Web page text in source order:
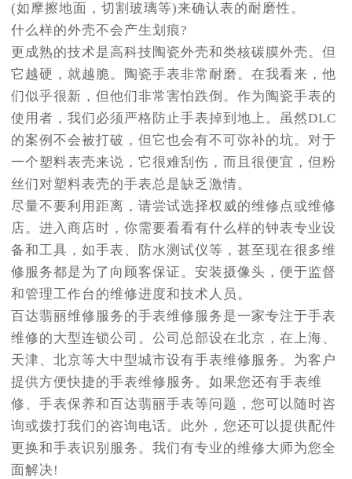
(如摩擦地面，切割玻璃等)来确认表的耐磨性。
什么样的外壳不会产生划痕?
更成熟的技术是高科技陶瓷外壳和类核碳膜外壳。但
它越硬，就越脆。陶瓷手表非常耐磨。在我看来，他
们似乎很新，但他们非常害怕跌倒。作为陶瓷手表的
使用者，我们必须严格防止手表掉到地上。虽然DLC
的案例不会被打破，但它也会有不可弥补的坑。对于
一个塑料表壳来说，它很难刮伤，而且很便宜，但粉
丝们对塑料表壳的手表总是缺乏激情。
尽量不要利用距离，请尝试选择权威的维修点或维修
店。进入商店时，你需要看看有什么样的钟表专业设
备和工具，如手表、防水测试仪等，甚至现在很多维
修服务都是为了向顾客保证。安装摄像头，便于监督
和管理工作台的维修进度和技术人员。
百达翡丽维修服务的手表维修服务是一家专注于手表
维修的大型连锁公司。公司总部设在北京，在上海、
天津、北京等大中型城市设有手表维修服务。为客户
提供方便快捷的手表维修服务。如果您还有手表维
修、手表保养和百达翡丽手表等问题，您可以随时咨
询或拨打我们的咨询电话。此外，您还可以提供配件
更换和手表识别服务。我们有专业的维修大师为您全
面解决!